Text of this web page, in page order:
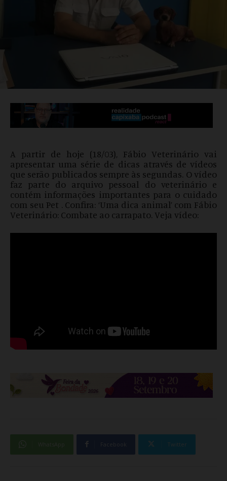
A partir de hoje (18/03), Fábio Veterinário vai
apresentar uma série de dicas através de vídeos
que serão publicados sempre às segundas. O vídeo
faz parte do arquivo pessoal do veterinário e
contém informações importantes para o cuidado
com seu Pet . Confira: ‘Uma dica animal’ com Fábio
Veterinário: Combate ao carrapato. Veja vídeo:
Facebook Twitter